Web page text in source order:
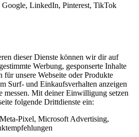
LinkedIn, Pinterest, TikTok
dieser Dienste können wir dir auf
Werbung, gesponserte Inhalte
für unsere Webseite oder Produkte
Surf- und Einkaufsverhalten anzeigen
messen. Mit deiner Einwilligung setzen
folgende Drittdienste ein:
Pixel, Microsoft Advertising,